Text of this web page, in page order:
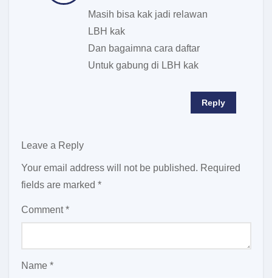
Masih bisa kak jadi relawan
LBH kak
Dan bagaimna cara daftar
Untuk gabung di LBH kak
Reply
Leave a Reply
Your email address will not be published. Required
fields are marked *
Comment*
Name *